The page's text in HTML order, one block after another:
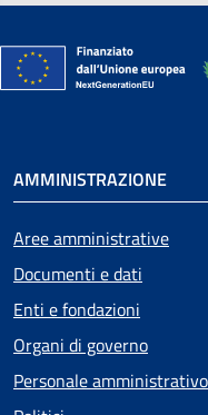
AMMINISTRAZIONE
Aree amministrative
Documenti e dati
Enti e fondazioni
Organi di governo
Personale amministrativo